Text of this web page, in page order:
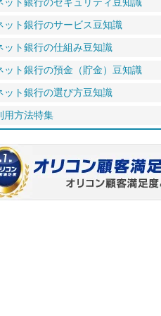
ット銀行のセキュリティ豆知識
ット銀行のサービス豆知識
ット銀行の仕組み豆知識
ット銀行の預金（貯金）豆知識
ット銀行の選び方豆知識
用方法特集